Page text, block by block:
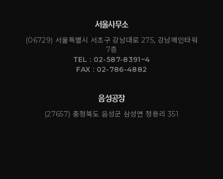
서울사무소
(06729) 서울특별시 서초구 강남대로 275, 강남메인타워
7층
TEL : 02-587-8391~4
FAX : 02-786-4882
음성공장
(27657) 충청북도 음성군 삼성면 청용리 351